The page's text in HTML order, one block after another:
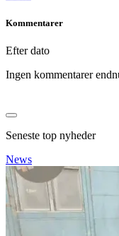
Kommentarer
Efter dato
Ingen kommentarer
Seneste top nyheder
News